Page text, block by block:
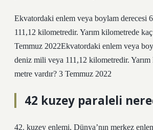
Ekvatordaki enlem veya boylam derecesi
111,12 kilometredir. Yarım kilometrede
Temmuz 2022Ekvatordaki enlem veya
deniz mili veya 111,12 kilometredir.
metre vardır? 3 Temmuz 2022
42 kuzey paraleli
42. kuzey enlemi, Dünya’nın merkez